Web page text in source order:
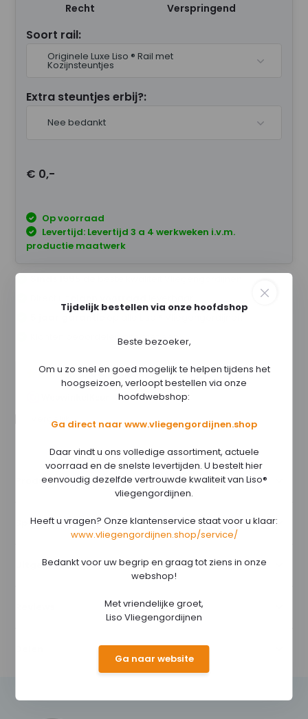
Recht Verspringend
Soort rail:
Originele Luxe Liso ® Rail met
Kozijnsteuntjes
Extra steuntjes erbij?:
Nee bedankt
€ 0,-
Op voorraad
Levertijd: Levertijd 3 a 4 werkweken i.v.m.
productie maatwerk
Klanten beoordelen ons met een
Vergelijk
Productomschrijving
Specificaties
Uitgebreide specificaties
Tijdelijk bestellen via onze hoofdshop
Beste bezoeker,
Om u zo snel en goed mogelijk te helpen tijdens het
hoogseizoen, verloopt bestellen via onze
hoofdwebshop:
Ga direct naar www.vliegengordijnen.shop
Daar vindt u ons volledige assortiment, actuele
voorraad en de snelste levertijden. U bestelt hier
eenvoudig dezelfde vertrouwde kwaliteit van Liso®
vliegengordijnen.
Heeft u vragen? Onze klantenservice staat voor u klaar:
www.vliegengordijnen.shop/service/
Bedankt voor uw begrip en graag tot ziens in onze
webshop!
Met vriendelijke groet,
Liso Vliegengordijnen
Ga naar website